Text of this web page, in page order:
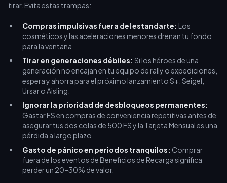
tirar. Evita estas trampas:
Compras impulsivas fuera del estandarte: Los
cosméticos y las aceleraciones menores drenan tu fondo
para la ventana.
Tirar en generaciones débiles: Si los héroes de una
generación no encajan en tu equipo de rally o expediciones,
espera y ahorra para el próximo lanzamiento S+: Seigel,
Ursar o Aisling.
Ignorar la prioridad de desbloqueos permanentes:
Gastar FS en compras de conveniencia repetitivas antes de
asegurar tus dos colas de 500 FS y la Tarjeta Mensual es una
pérdida a largo plazo.
Gasto de pánico en periodos tranquilos: Comprar
fuera de los eventos de Beneficios de Recarga significa
perder un 20–30% de valor.